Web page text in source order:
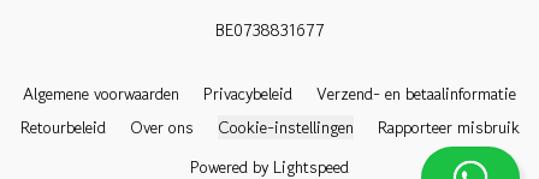
BE0738831677
Algemene voorwaarden Privacybeleid
Verzend- en betaalinformatie
Retourbeleid
Over ons Cookie-instellingen
Rapporteer misbruik
Powered by Lightspeed